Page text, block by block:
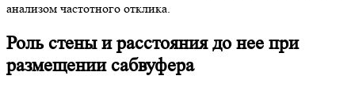
анализом частотного отклика.
Роль стены и расстояния до нее при
размещении сабвуфера